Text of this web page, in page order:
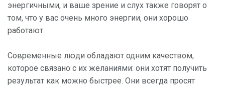
энергичными, и ваше зрение и слух также говорят о
том, что у вас очень много энергии, они хорошо
работают.
Современные люди обладают одним качеством,
которое связано с их желаниями: они хотят получить
результат как можно быстрее. Они всегда просят